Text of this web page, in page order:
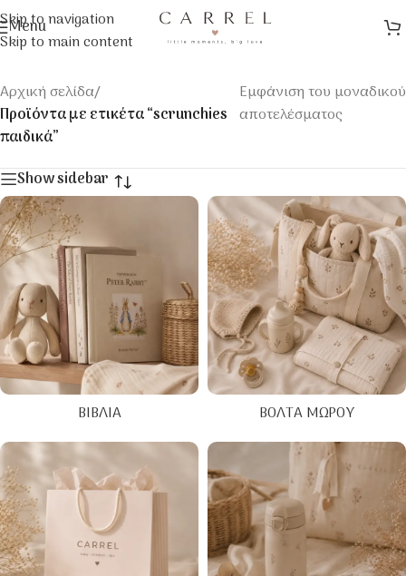
Skip to navigation
Skip to main content
Menu
Αρχική σελίδα/
Προϊόντα με ετικέτα “scrunchies
παιδικά”
Εμφάνιση του μοναδικού
αποτελέσματος
Show sidebar
ΒΙΒΛΊΑ ΒΌΛΤΑ ΜΩΡΟΎ